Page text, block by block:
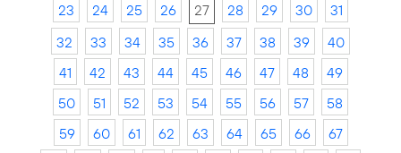
23
24 25 26 27 28 29 30
31
32
33 34 35 36 37 38 39
40
41
42 43 44 45 46 47 48
49
50
51 52 53 54 55 56 57
58
59
60 61 62 63 64 65 66
67